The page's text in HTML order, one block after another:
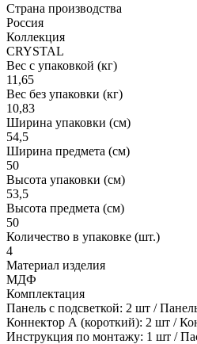
Страна производства
Россия
Коллекция
CRYSTAL
Вес с упаковкой (кг)
11,65
Вес без упаковки (кг)
10,83
Ширина упаковки (см)
54,5
Ширина предмета (см)
50
Высота упаковки (см)
53,5
Высота предмета (см)
50
Количество в упаковке (шт.)
4
Материал изделия
МДФ
Комплектация
Панель с подсветкой: 2 шт /
Коннектор А (короткий): 2 шт /
Инструкция по монтажу: 1 шт /